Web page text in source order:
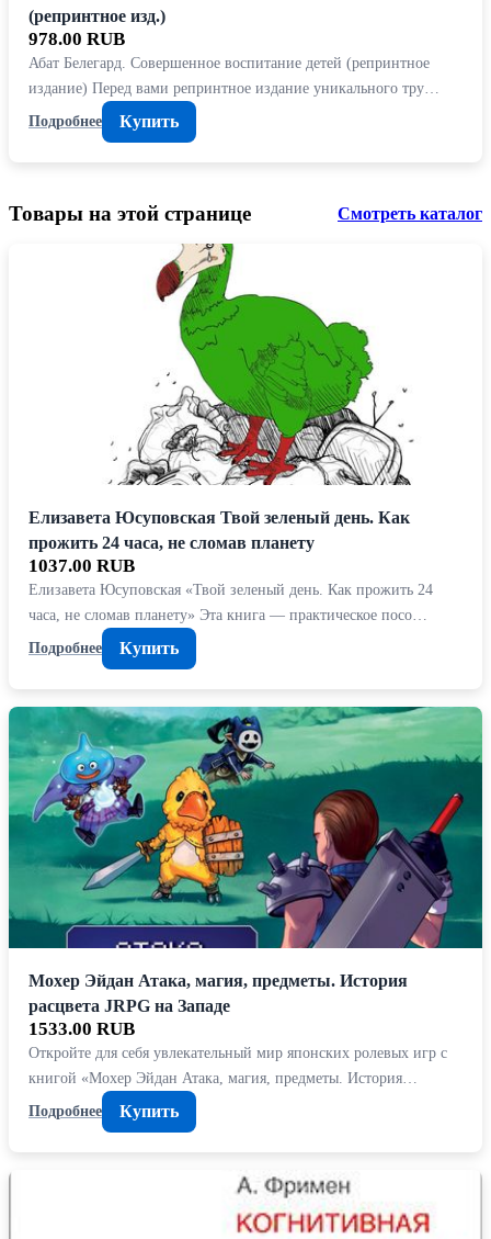
(репринтное изд.)
978.00 RUB
Абат Белегард. Совершенное воспитание детей (репринтное
издание) Перед вами репринтное издание уникального тру…
Подробнее
Купить
Товары на этой странице Смотреть каталог
Елизавета Юсуповская Твой зеленый день. Как
прожить 24 часа, не сломав планету
1037.00 RUB
Елизавета Юсуповская «Твой зеленый день. Как прожить 24
часа, не сломав планету» Эта книга — практическое посо…
Подробнее
Купить
Мохер Эйдан Атака, магия, предметы. История
расцвета JRPG на Западе
1533.00 RUB
Откройте для себя увлекательный мир японских ролевых игр с
книгой «Мохер Эйдан Атака, магия, предметы. История…
Подробнее
Купить